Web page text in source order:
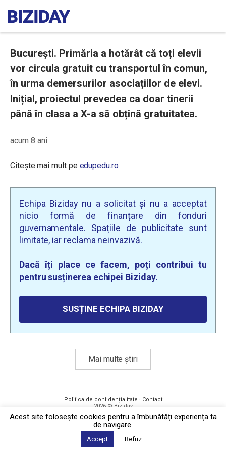
București. Primăria a hotărât că toți elevii
vor circula gratuit cu transportul în comun,
în urma demersurilor asociațiilor de elevi.
Inițial, proiectul prevedea ca doar tinerii
până în clasa a X-a să obțină gratuitatea.
acum 8 ani
Citește mai mult pe edupedu.ro
Echipa Biziday nu a solicitat și nu a acceptat
nicio formă de finanțare din fonduri
guvernamentale. Spațiile de publicitate sunt
limitate, iar reclama neinvazivă.
Dacă îți place ce facem, poți contribui tu
pentru susținerea echipei Biziday.
SUSȚINE ECHIPA BIZIDAY
Mai multe știri
Politica de confidențialitate · Contact
2026 © Biziday
Acest site foloseşte cookies pentru a îmbunătăți experiența ta
de navigare.
Accept Refuz